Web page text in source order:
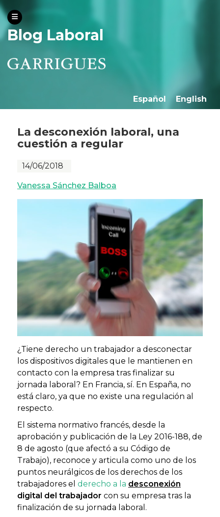
Blog Laboral
Español English
La desconexión laboral, una
cuestión a regular
14/06/2018
Vanessa Sánchez Balboa
¿Tiene derecho un trabajador a desconectar
los dispositivos digitales que le mantienen en
contacto con la empresa tras finalizar su
jornada laboral? En Francia, sí. En España, no
está claro, ya que no existe una regulación al
respecto.
El sistema normativo francés, desde la
aprobación y publicación de la Ley 2016-188, de
8 de agosto (que afectó a su Código de
Trabajo), reconoce y articula como uno de los
puntos neurálgicos de los derechos de los
trabajadores el derecho a la desconexión
digital del trabajador con su empresa tras la
finalización de su jornada laboral.